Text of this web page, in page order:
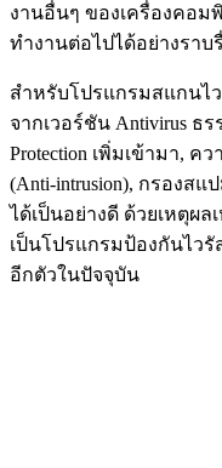
งานอื่นๆ ของเครื่องคอม
ทำงานต่อไปได้อย่างราบ
สำหรับโปรแกรมสแกนไว
จากเวอร์ชัน Antivirus ธ
Protection เพิ่มเข้ามา,
(Anti-intrusion), กรองส
ได้เป็นอย่างดี ด้วยเหตุผล
เป็นโปรแกรมป้องกันไว
อีกตัวในปัจจุบัน